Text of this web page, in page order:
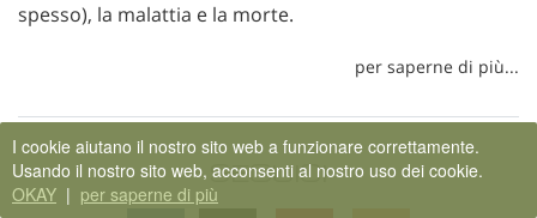
spesso), la malattia e la morte.
per saperne di più...
SEGUICI
I cookie aiutano il nostro sito web a funzionare correttamente.
Usando il nostro sito web, acconsenti al nostro uso dei cookie.
OKAY | per saperne di più